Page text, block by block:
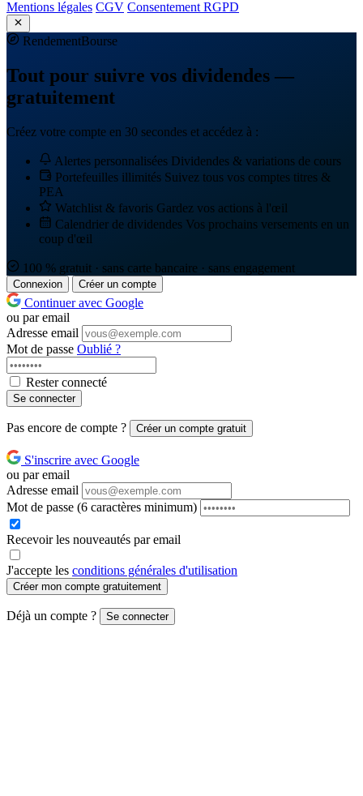
Mentions légales CGV Consentement RGPD
RendementBourse
Tout pour suivre vos dividendes —
gratuitement
Créez votre compte en 30 secondes et accédez à :
Alertes personnalisées Dividendes & variations de cours
Portefeuilles illimités Suivez tous vos comptes titres &
PEA
Watchlist & favoris Gardez vos actions à l'œil
Calendrier de dividendes Vos prochains versements en un
coup d'œil
100 % gratuit · sans carte bancaire · sans engagement
Connexion Créer un compte
Continuer avec Google
ou par email
Adresse email
Mot de passe Oublié ?
Rester connecté
Se connecter
Pas encore de compte ? Créer un compte gratuit
S'inscrire avec Google
ou par email
Adresse email
Mot de passe (6 caractères minimum)
Recevoir les nouveautés par email
J'accepte les conditions générales d'utilisation
Créer mon compte gratuitement
Déjà un compte ? Se connecter